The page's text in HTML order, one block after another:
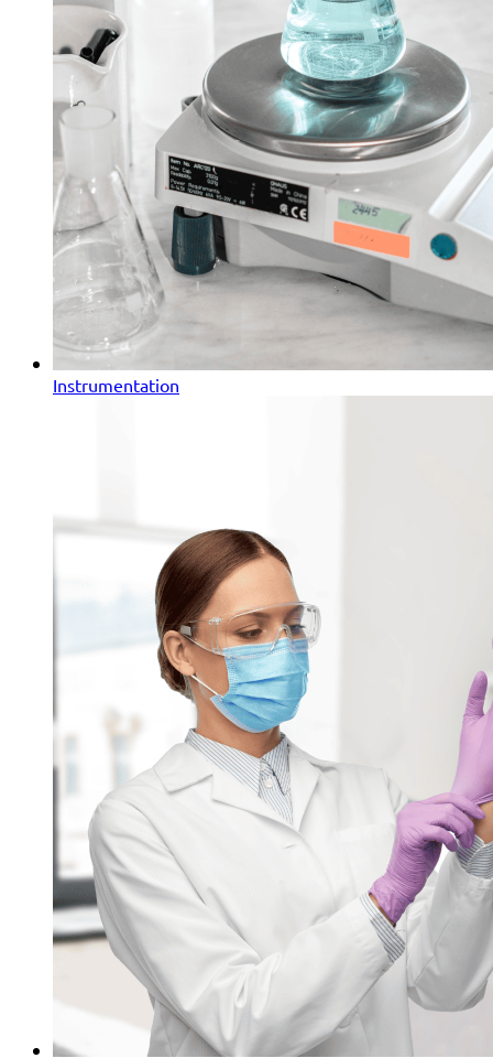
Instrumentation